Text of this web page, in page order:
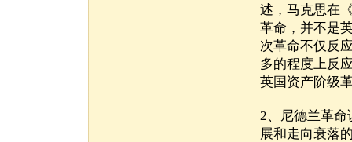
述，马克思在
革命，并不是
次革命不仅反
多的程度上反
英国资产阶级
2、尼德兰革命
展和走向衰落